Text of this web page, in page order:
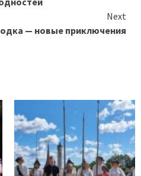
Next
— новые приключения